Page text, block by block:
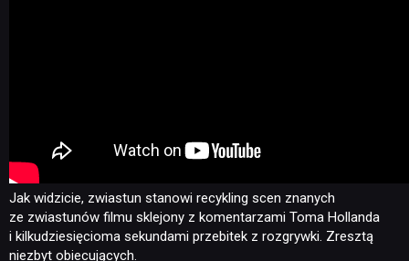
Jak widzicie, zwiastun stanowi recykling scen znanych
ze zwiastunów filmu sklejony z komentarzami Toma Hollanda
i kilkudziesięcioma sekundami przebitek z rozgrywki. Zresztą
niezbyt obiecujących.